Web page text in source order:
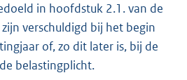
in hoofdstuk 2.1. van de
verschuldigd bij het begin
of, zo dit later is, bij de
belastingplicht.